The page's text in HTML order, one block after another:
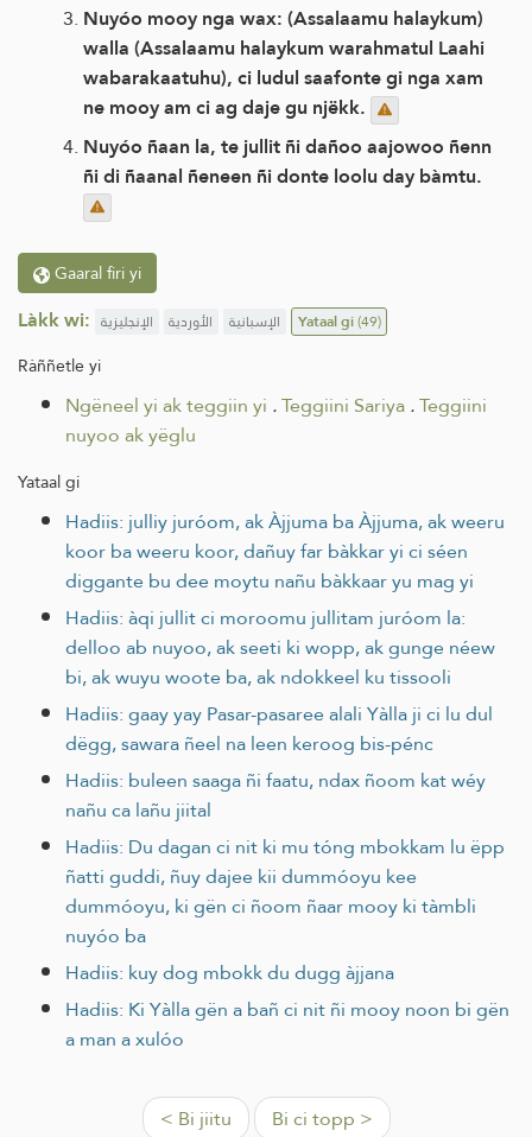
Nuyóo mooy nga wax: (Assalaamu halaykum)
walla (Assalaamu halaykum warahmatul Laahi
wabarakaatuhu), ci ludul saafonte gi nga xam
ne mooy am ci ag daje gu njëkk.
Nuyóo ñaan la, te jullit ñi dañoo aajowoo ñenn
ñi di ñaanal ñeneen ñi donte loolu day bàmtu.
Gaaral firi yi
Làkk wi: الإنجليزية الأوردية الإسبانية Yataal gi(49)
Ràññetle yi
Ngëneel yi ak teggiin yi .Teggiini Sariya.Teggiini
nuyoo ak yëglu
Yataal gi
Hadiis: julliy juróom, ak Àjjuma ba Àjjuma, ak weeru
koor ba weeru koor, dañuy far bàkkar yi ci séen
diggante bu dee moytu nañu bàkkaar yu mag yi
Hadiis: àqi jullit ci moroomu jullitam juróom la:
delloo ab nuyoo, ak seeti ki wopp, ak gunge néew
bi, ak wuyu woote ba, ak ndokkeel ku tissooli
Hadiis: gaay yay Pasar-pasaree alali Yàlla ji ci lu dul
dëgg, sawara ñeel na leen keroog bis-pénc
Hadiis: buleen saaga ñi faatu, ndax ñoom kat wéy
nañu ca lañu jiital
Hadiis: Du dagan ci nit ki mu tóng mbokkam lu ëpp
ñatti guddi, ñuy dajee kii dummóoyu kee
dummóoyu, ki gën ci ñoom ñaar mooy ki tàmbli
nuyóo ba
Hadiis: kuy dog mbokk du dugg àjjana
Hadiis: Ki Yàlla gën a bañ ci nit ñi mooy noon bi gën
a man a xulóo
< Bi jiitu Bi ci topp >